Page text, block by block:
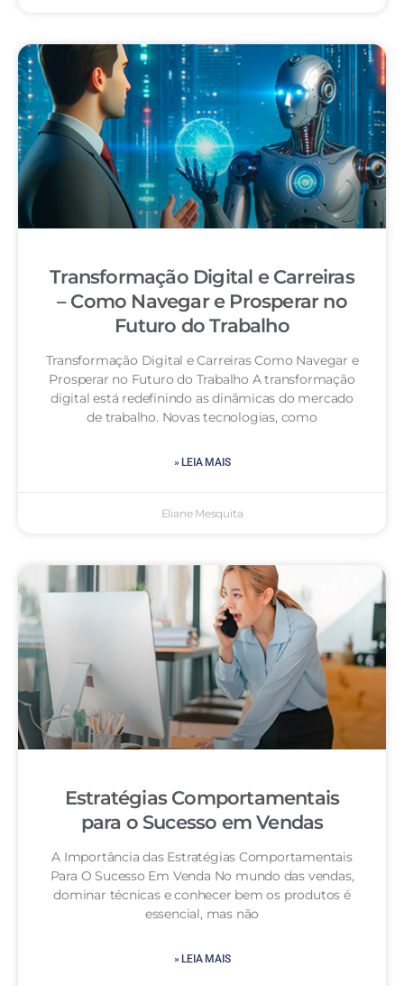
Transformação Digital e Carreiras
– Como Navegar e Prosperar no
Futuro do Trabalho
Transformação Digital e Carreiras Como Navegar e
Prosperar no Futuro do Trabalho A transformação
digital está redefinindo as dinâmicas do mercado
de trabalho. Novas tecnologias, como
» LEIA MAIS
Eliane Mesquita
Estratégias Comportamentais
para o Sucesso em Vendas
A Importância das Estratégias Comportamentais
Para O Sucesso Em Venda No mundo das vendas,
dominar técnicas e conhecer bem os produtos é
essencial, mas não
» LEIA MAIS